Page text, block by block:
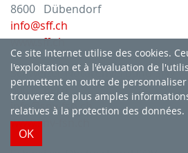
Ce site Internet utilise des cookies.
l'exploitation et à l'évaluation de
permettent en outre de personnaliser
trouverez de plus amples
relatives à la protection des données.
OK
8600 Dübendorf
info@sff.ch
www.sff.ch
Schweizer Notarenverband SNV
3001 Bern
info@snv-fsn.ch
www.snv-fsn.ch